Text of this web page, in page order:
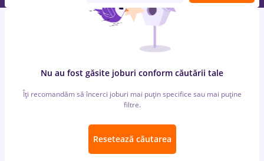
Nu au fost găsite joburi conform căutării tale
Îți recomandăm să încerci joburi mai puțin specifice sau mai puține
filtre.
Resetează căutarea